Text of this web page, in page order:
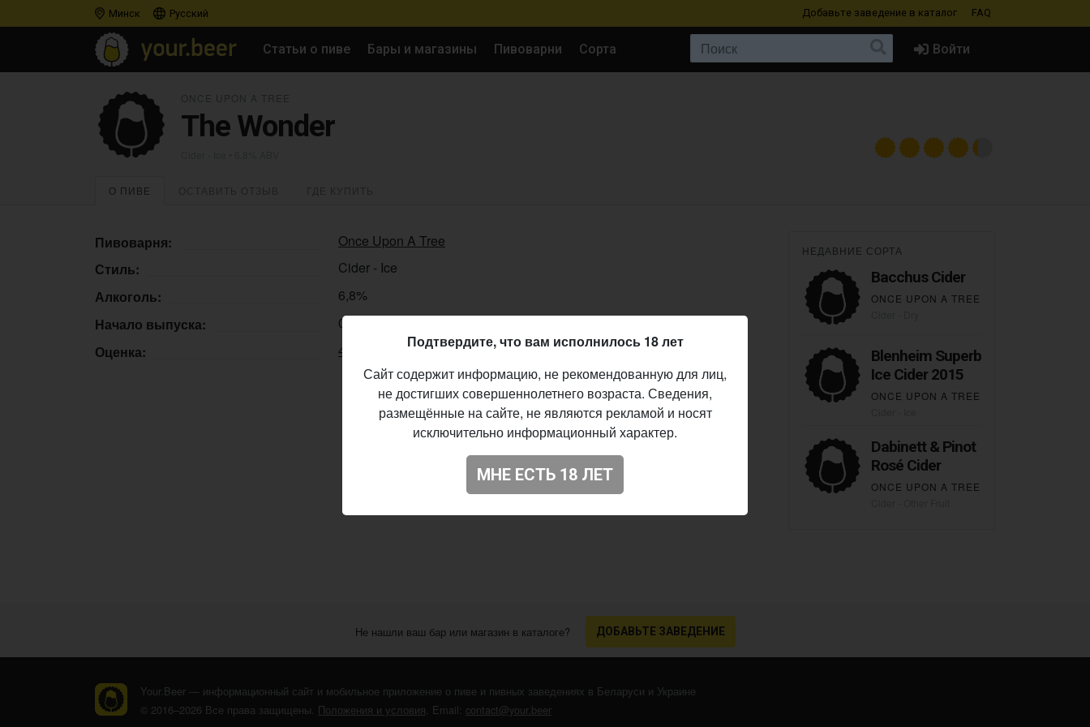
Минск Русский Добавьте заведение в каталог FAQ
Статьи о пиве Бары и магазины Пивоварни Сорта Войти
The Wonder
О ПИВЕ
Пивоварня:
Once Upon A Tree
Стиль:
Cider - Ice
Алкоголь:
6,8%
Начало выпуска:
03.07.2018
Оценка:
4.286
НЕДАВНИЕ СОРТА
Bacchus Cider
ONCE UPON A TREE
Blenheim Superb
Ice Cider 2015
ONCE UPON A TREE
Dabinett & Pinot
Rosé Cider
ONCE UPON A TREE
Не нашли ваш бар или магазин в каталоге? ДОБАВЬТЕ ЗАВЕДЕНИЕ
Your.Beer — информационный сайт и мобильное приложение о пиве и пивных заведениях в Беларуси и Украине
© 2016–2026 Все права защищены. Положения и условия. Email: contact@your.beer
Подтвердите, что вам исполнилось 18 лет
Сайт содержит информацию, не рекомендованную для лиц,
не достигших совершеннолетнего возраста. Сведения,
размещённые на сайте, не являются рекламой и носят
исключительно информационный характер.
МНЕ ЕСТЬ 18 ЛЕТ